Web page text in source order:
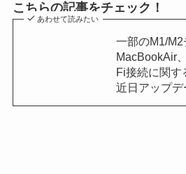
こちらの記事をチェック！
あわせて読みたい
一部のM1/
MacBookAir
Fi接続に関す
近日アップデ